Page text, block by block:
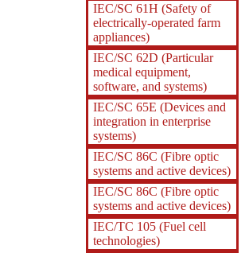
IEC/SC 61H (Safety of
electrically-operated farm
appliances)
IEC/SC 62D (Particular
medical equipment,
software, and systems)
IEC/SC 65E (Devices and
integration in enterprise
systems)
IEC/SC 86C (Fibre optic
systems and active devices)
IEC/SC 86C (Fibre optic
systems and active devices)
IEC/TC 105 (Fuel cell
technologies)